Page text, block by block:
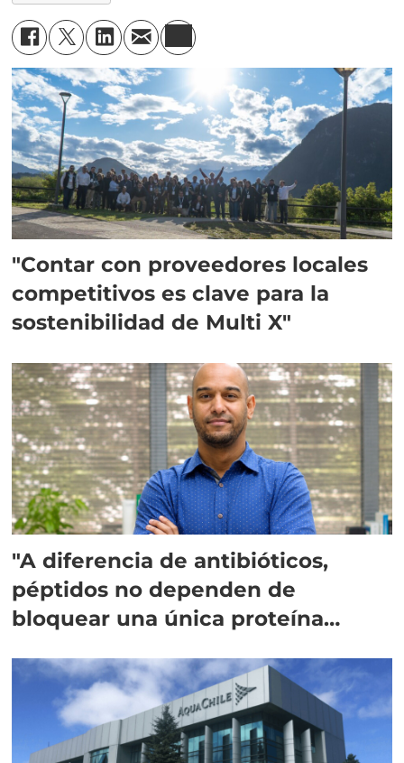
"Contar con proveedores locales
competitivos es clave para la
sostenibilidad de Multi X"
"A diferencia de antibióticos,
péptidos no dependen de
bloquear una única proteína